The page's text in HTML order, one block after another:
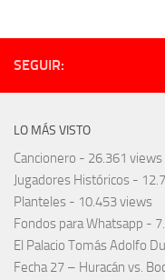
SEGUIR:
LO MÁS VISTO
Cancionero - 26.361 views
Jugadores Históricos -
Planteles - 10.453 views
Fondos para Whatsapp -
El Palacio Tomás Adolfo
Fecha 27 – Huracán vs.